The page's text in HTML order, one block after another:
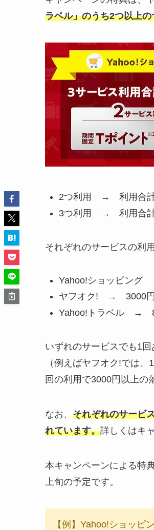
ラベル」のうち2つ以上
2つ利用 → 利用合
3つ利用 → 利用合
それぞれのサービスの利
Yahoo!ショッピン
ヤフオク! → 3000円
Yahoo!トラベル →
いずれのサービスでも1
（例えばヤフオク!では
回の利用で3000円以上の
なお、 それぞれのサービ
れています。詳しくはキ
本キャンペーンによる特
上旬の予定です。
【例】Yahoo!ショッピ